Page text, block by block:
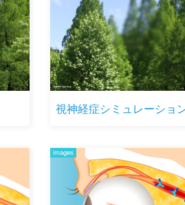
視神経症シミュレーショ
images